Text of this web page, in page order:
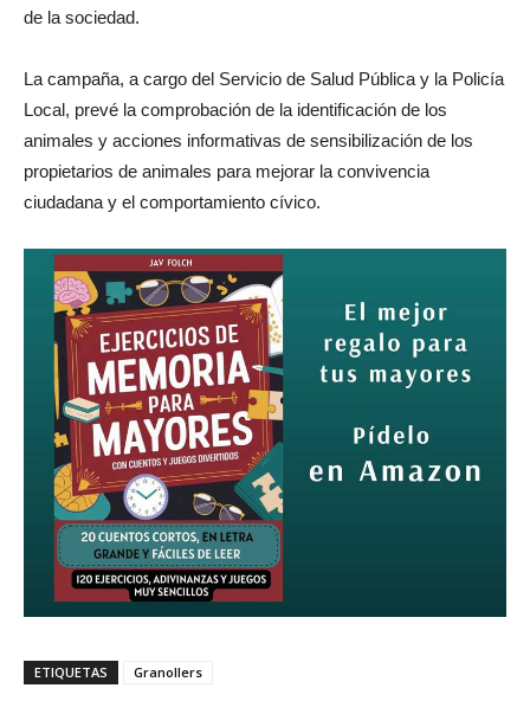
de la sociedad.
La campaña, a cargo del Servicio de Salud Pública y la Policía
Local, prevé la comprobación de la identificación de los
animales y acciones informativas de sensibilización de los
propietarios de animales para mejorar la convivencia
ciudadana y el comportamiento cívico.
ETIQUETAS Granollers